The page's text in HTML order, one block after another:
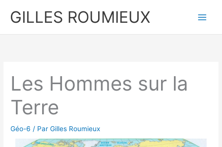
GILLES ROUMIEUX
Les Hommes sur la
Terre
Géo-6 / ParGilles Roumieux